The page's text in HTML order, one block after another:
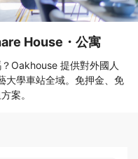
House・公寓
Oakhouse 提供對外國人
大學車站全域。免押金、免
案。